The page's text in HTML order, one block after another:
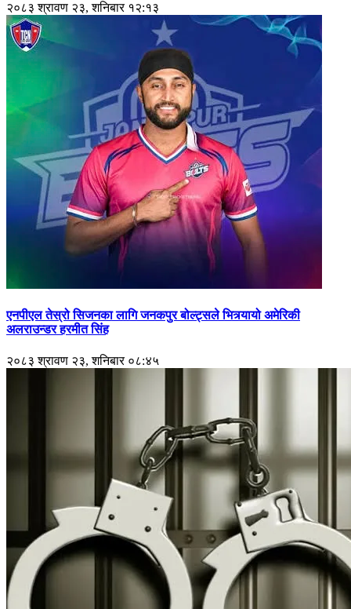
२०८३ श्रावण २३, शनिबार १२:१३
एनपीएल तेस्रो सिजनका लागि जनकपुर बोल्ट्सले भित्र्यायो अमेरिकी
अलराउन्डर हरमीत सिंह
२०८३ श्रावण २३, शनिबार ०८:४५